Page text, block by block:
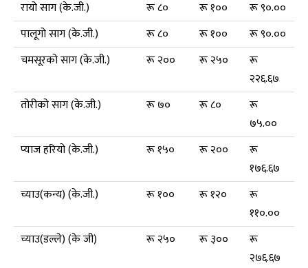
रायो साग (के.जी.)
रू ८० रू १००
रू ९०.००
पालूगो साग (के.जी.)
रू ८० रू १००
रू ९०.००
चमसूरको साग (के.जी.)
रू २०० रू २५०
रू
२२६.६७
तोरीको साग (के.जी.)
रू ७० रू ८०
रू
७५.००
प्याज हरियो (के.जी.)
रू १५० रू २००
रू
१७६.६७
च्याउ(कन्य) (के.जी.)
रू १०० रू १२०
रू
११०.००
च्याउ(डल्ले) (के जी)
रू २५० रू ३००
रू
२७६.६७